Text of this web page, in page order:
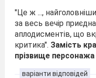
"Це ж ...,
за весь вечір
аплодисментів, що
критика". Замість
прізвище персонажа
варіанти відповідей